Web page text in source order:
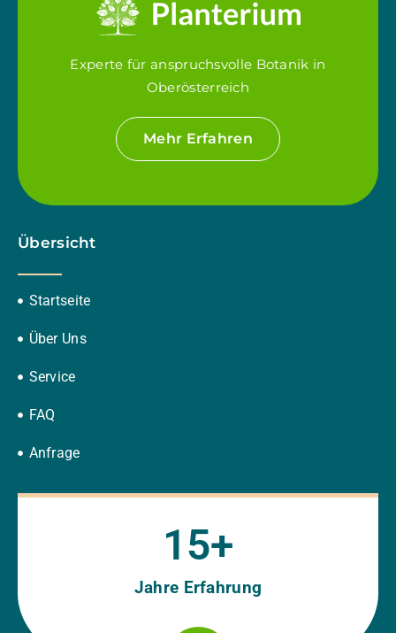
Experte für anspruchsvolle Botanik in
Oberösterreich
Mehr Erfahren
Übersicht
Startseite
Über Uns
Service
FAQ
Anfrage
Jahre Erfahrung
15+